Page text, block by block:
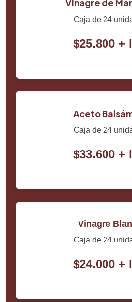
Vinagre de
Caja de 24
$25.800 +
Aceto
Caja de 24
$33.600 +
Vinagre
Caja de 24
$24.000 +